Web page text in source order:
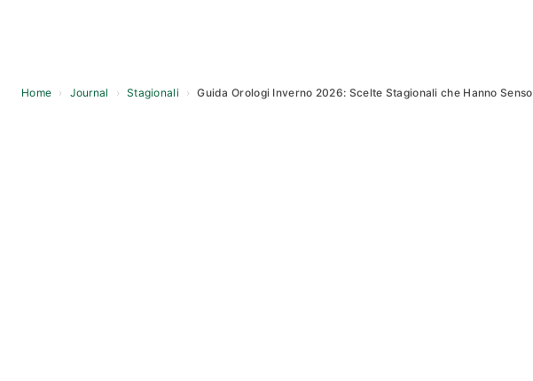
Home › Journal › Stagionali › Guida Orologi Inverno 2026: Scelte Stagionali che Hanno Senso